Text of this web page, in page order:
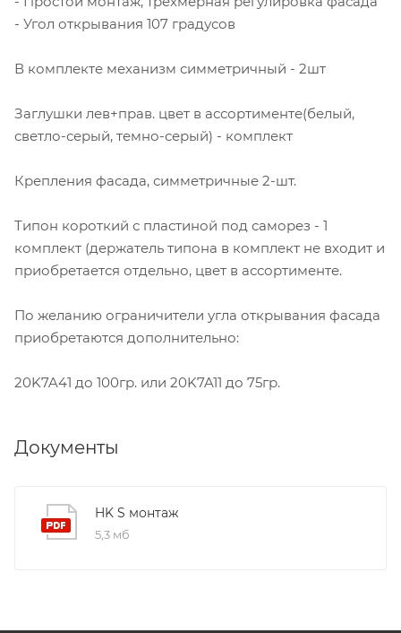
- Угол открывания 107 градусов
В комплекте механизм симметричный - 2шт
Заглушки лев+прав. цвет в ассортименте(белый,
светло-серый, темно-серый) - комплект
Крепления фасада, симметричные 2-шт.
Типон короткий с пластиной под саморез - 1
комплект (держатель типона в комплект не входит и
приобретается отдельно, цвет в ассортименте.
По желанию ограничители угла открывания фасада
приобретаются дополнительно:
20K7A41 до 100гр. или 20K7A11 до 75гр.
Документы
HK S монтаж
5,3 мб